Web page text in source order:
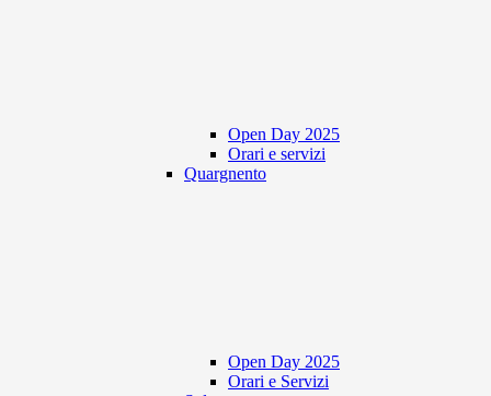
Open Day 2025
Orari e servizi
Quargnento
Open Day 2025
Orari e Servizi